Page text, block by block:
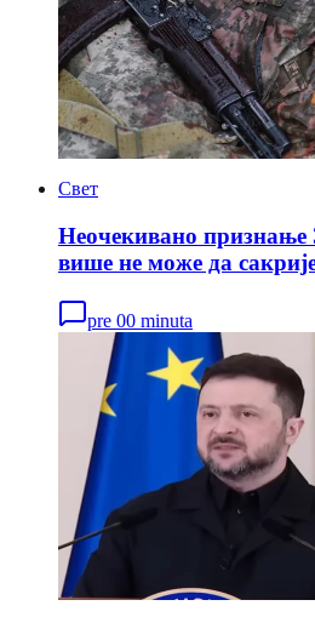
Свет
Неочекивано признање
више не може да
pre 00 minuta